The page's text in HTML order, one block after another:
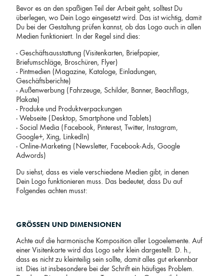
Bevor es an den spaßigen Teil der Arbeit geht, solltest Du
überlegen, wo Dein Logo eingesetzt wird. Das ist wichtig, damit
Du bei der Gestaltung prüfen kannst, ob das Logo auch in allen
Medien funktioniert. In der Regel sind dies:
- Geschäftsausstattung (Visitenkarten, Briefpapier,
Briefumschläge, Broschüren, Flyer)
- Pintmedien (Magazine, Kataloge, Einladungen,
Geschäftsberichte)
- Außenwerbung (Fahrzeuge, Schilder, Banner, Beachflags,
Plakate)
- Produke und Produktverpackungen
- Webseite (Desktop, Smartphone und Tablets)
- Social Media (Facebook, Pinterest, Twitter, Instagram,
Google+, Xing, LinkedIn)
- Online-Marketing (Newsletter, Facebook-Ads, Google
Adwords)
Du siehst, dass es viele verschiedene Medien gibt, in denen
Dein Logo funktionieren muss. Das bedeutet, dass Du auf
Folgendes achten musst:
GRÖSSEN UND DIMENSIONEN
Achte auf die harmonische Komposition aller Logoelemente. Auf
einer Visitenkarte wird das Logo sehr klein dargestellt. D. h.,
dass es nicht zu kleinteilig sein sollte, damit alles gut erkennbar
ist. Dies ist insbesondere bei der Schrift ein häufiges Problem.